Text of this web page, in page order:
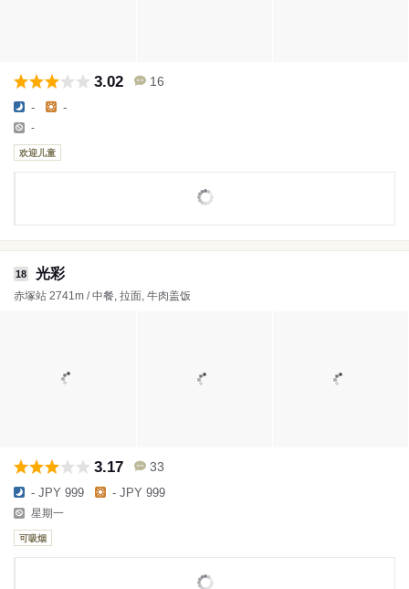
3.02 16
- -
-
欢迎儿童
18 光彩
赤塚站 2741m / 中餐, 拉面, 牛肉盖饭
3.17 33
- JPY 999 - JPY 999
星期一
可吸烟